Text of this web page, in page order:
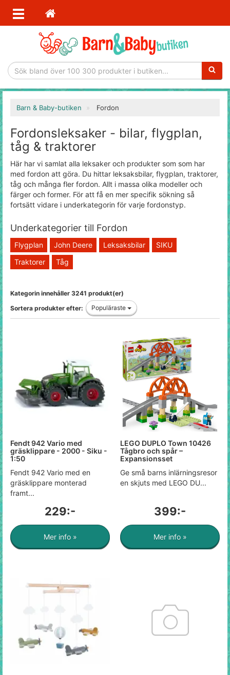
Barn & Baby-butiken Fordon
Fordonsleksaker - bilar, flygplan,
tåg & traktorer
Här har vi samlat alla leksaker och produkter som som har
med fordon att göra. Du hittar leksaksbilar, flygplan, traktorer,
tåg och många fler fordon. Allt i massa olika modeller och
färger och former. För att få en mer specifik sökning så
fortsätt vidare i underkategorin för varje fordonstyp.
Underkategorier till Fordon
Flygplan John Deere Leksaksbilar
SIKU
Traktorer
Tåg
Kategorin innehåller 3241 produkt(er)
Sortera produkter efter:
Populäraste
Fendt 942 Vario med
gräsklippare - 2000 - Siku -
1:50
Fendt 942 Vario med en
gräsklippare monterad
framt...
229:-
Mer info »
LEGO DUPLO Town 10426
Tågbro och spår –
Expansionsset
Ge små barns inlärningsresor
en skjuts med LEGO DU...
399:-
Mer info »